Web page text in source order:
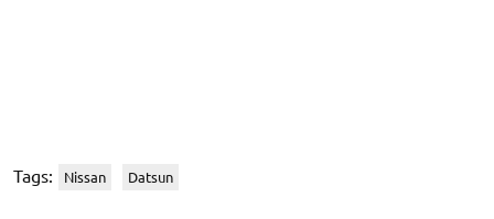
Tags: Nissan Datsun